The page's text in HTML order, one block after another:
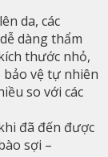
da, các
dàng thẩm
thước nhỏ,
vệ tự nhiên
so với các
đã đến được
sợi –